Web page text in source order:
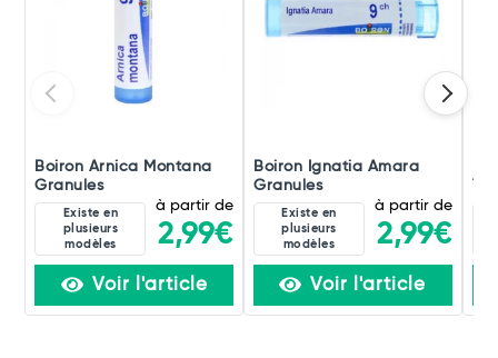
Boiron Arnica Montana
Granules
Existe en
plusieurs
modèles
à partir de
2,99€
Voir l'article
Boiron Ignatia Amara
Granules
Existe en
plusieurs
modèles
à partir de
2,99€
Voir l'article